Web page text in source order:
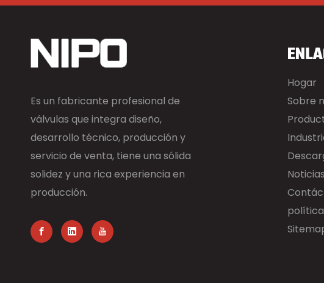
Es un fabricante profesional de
válvulas que integra diseño,
desarrollo técnico, producción y
servicio de venta, tiene una sólida
solidez y una rica experiencia en
producción.
Hogar
Sobre